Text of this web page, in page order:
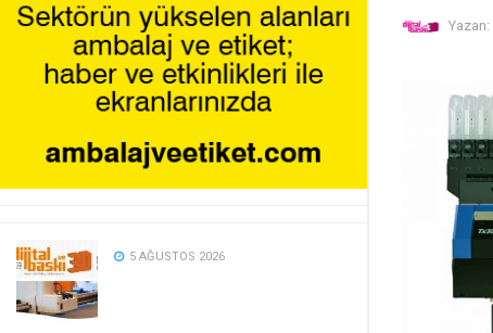
5 AĞUSTOS 2026
Yazan: